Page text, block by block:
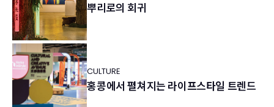
뿌리로의 회귀
CULTURE
홍콩에서 펼쳐지는 라이프스타일 트렌드